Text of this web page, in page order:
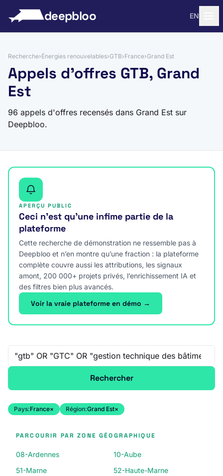
deepbloo EN
Recherche›Énergies renouvelables›GTB›France›Grand Est
Appels d'offres GTB, Grand
Est
96 appels d'offres recensés dans Grand Est sur
Deepbloo.
APERÇU PUBLIC
Ceci n’est qu’une infime partie de la
plateforme
Cette recherche de démonstration ne ressemble pas à
Deepbloo et n’en montre qu’une fraction : la plateforme
complète couvre aussi les attributions, les signaux
amont, 200 000+ projets privés, l’enrichissement IA et
des filtres bien plus avancés.
Voir la vraie plateforme en démo →
Recherche libre
Rechercher
Pays:France× Région:Grand Est×
PARCOURIR PAR ZONE GÉOGRAPHIQUE
08-Ardennes
10-Aube
51-Marne
52-Haute-Marne